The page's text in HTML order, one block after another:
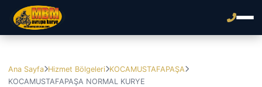
Ana Sayfa Hizmet Bölgeleri KOCAMUSTAFAPAŞA
KOCAMUSTAFAPAŞA NORMAL KURYE